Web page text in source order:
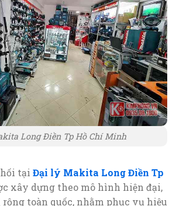
Long Điền Tp Hồ Chí Minh
tại Đại lý Makita Long Điền Tp
xây dựng theo mô hình hiện đại,
toàn quốc, nhằm phục vụ hiệu